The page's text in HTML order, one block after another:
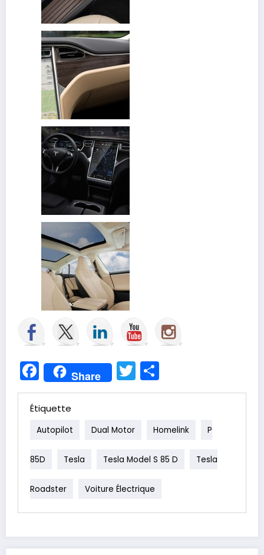
Facebook
Share Twitter
Étiquette
Autopilot Dual Motor Homelink P
85D Tesla Tesla Model S 85 D Tesla
Roadster Voiture Électrique